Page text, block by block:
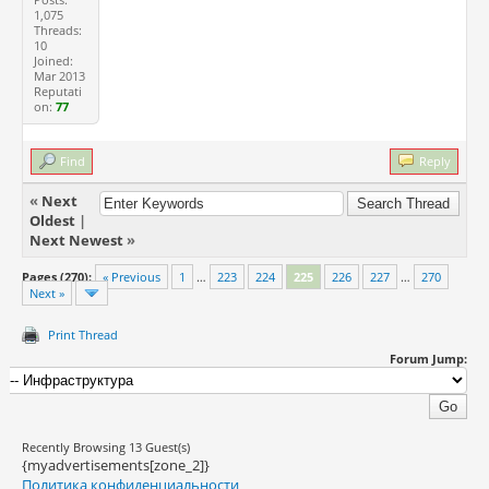
1,075
Threads:
10
Joined:
Mar 2013
Reputati
on:77
Find Reply
« Next
Oldest|
Next Newest»
Pages (270): « Previous 1 … 223 224 225 226 227 …
270
Next »
Print Thread
Forum Jump:
Recently Browsing 13 Guest(s)
{myadvertisements[zone_2]}
Политика конфиденциальности